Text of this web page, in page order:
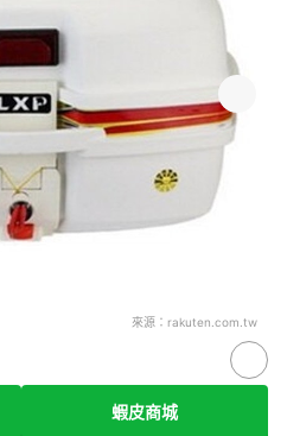
來源： rakuten.com.tw
蝦皮商城